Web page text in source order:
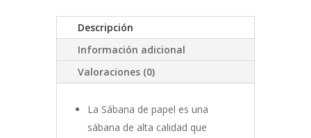
cantidad
Descripción
Información adicional
Valoraciones (0)
La Sábana de papel es una
sábana de alta calidad que